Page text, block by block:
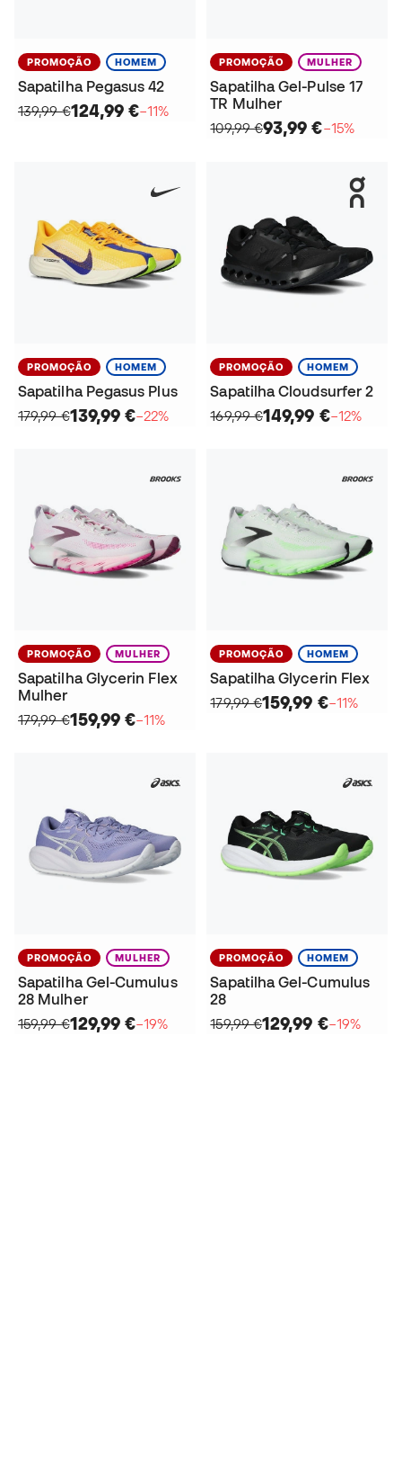
PROMOÇÃO HOMEM
Sapatilha Pegasus 42
139,99 €124,99 €−11%
PROMOÇÃO MULHER
Sapatilha Gel-Pulse 17
TR Mulher
109,99 €93,99 €−15%
PROMOÇÃO HOMEM
Sapatilha Pegasus Plus
179,99 €139,99 €−22%
PROMOÇÃO HOMEM
Sapatilha Cloudsurfer 2
169,99 €149,99 €−12%
PROMOÇÃO MULHER
Sapatilha Glycerin Flex
Mulher
179,99 €159,99 €−11%
PROMOÇÃO HOMEM
Sapatilha Glycerin Flex
179,99 €159,99 €−11%
PROMOÇÃO MULHER
Sapatilha Gel-Cumulus
28 Mulher
159,99 €129,99 €−19%
PROMOÇÃO HOMEM
Sapatilha Gel-Cumulus
28
159,99 €129,99 €−19%